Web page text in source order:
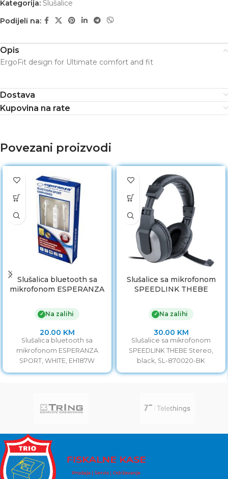
Kategorija: Slušalice
Podijeli na:
Opis
ErgoFit design for Ultimate comfort and fit
Dostava
Kupovina na rate
Povezani proizvodi
Slušalica bluetooth sa
mikrofonom ESPERANZA
✓ Na zalihi
20.00 KM
Slušalica bluetooth sa
mikrofonom ESPERANZA
SPORT, WHITE, EH187W
Slušalice sa mikrofonom
SPEEDLINK THEBE
BK
✓ Na zalihi
30.00 KM
Slušalice sa mikrofonom
SPEEDLINK THEBE Stereo,
black, SL-870020-BK